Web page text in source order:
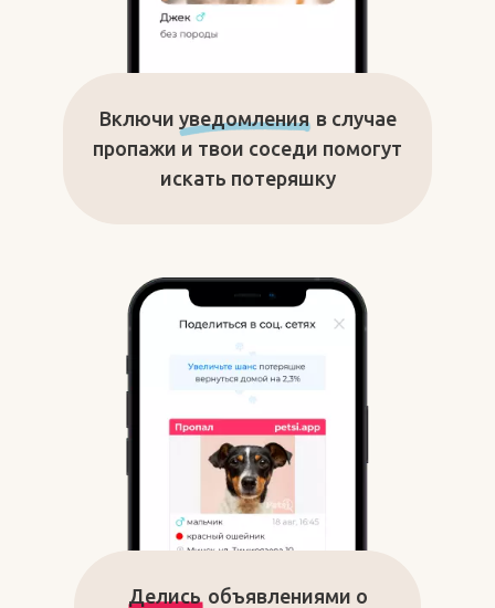
Включи уведомления в случае
пропажи и твои соседи помогут
искать потеряшку
Делись объявлениями о